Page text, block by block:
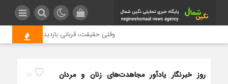
وقتی حقیقت، قربانی بازدید بیشتر می شود |
17
روز خبرنگار یادآور مجاهدت‌های زنان و مردان